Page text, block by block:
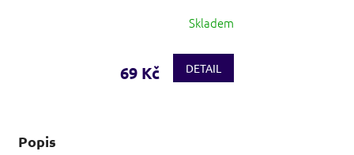
Skladem
69 Kč DETAIL
Popis